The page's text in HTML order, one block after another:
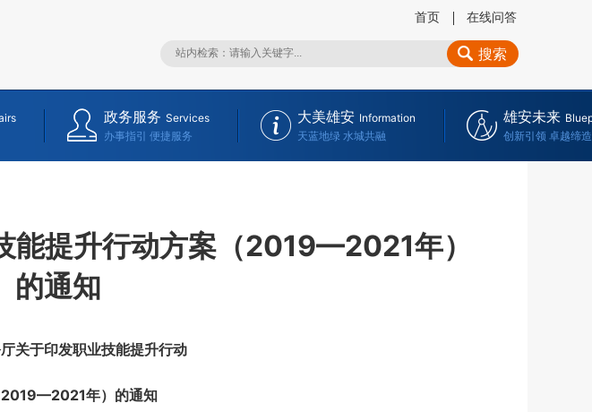
首页 在线问答
搜索
政务服务 Services
办事指引 便捷服务
大美雄安 Information
天蓝地绿 水城共融
雄安未来
创新引领 卓越缔造
能提升行动方案（2019—2021年）
的通知
关于印发职业技能提升行动
2019—2021年）的通知